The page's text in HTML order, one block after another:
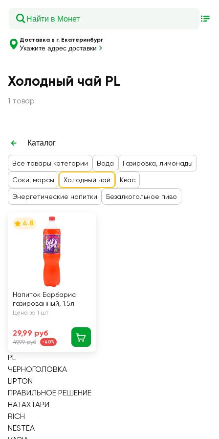
Доставка в г. Екатеринбург
Укажите адрес доставки
Холодный чай PL
1 товар
Каталог
Все товары категории Вода Газировка, лимонады
Соки, морсы Холодный чай Квас
Энергетические напитки Безалкогольное пиво
4.8
Напиток Барбарис
газированный, 1.5л
Цена за 1 шт
29,99 руб
49,99 руб -40%
PL
ЧЕРНОГОЛОВКА
LIPTON
ПРАВИЛЬНОЕ РЕШЕНИЕ
НАТАХТАРИ
RICH
NESTEA